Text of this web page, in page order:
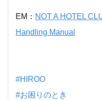
EM： NOT A HOTEL
Handling Manual
#HIROO
#お困りのとき